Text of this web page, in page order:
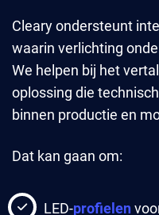
Cleary ondersteunt
waarin verlichting
We helpen bij het
oplossing die
binnen productie en
Dat kan gaan om:
LED-profielen